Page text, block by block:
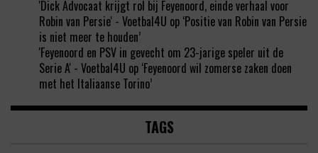
'Dick Advocaat krijgt rol bij Feyenoord, einde verhaal voor
Robin van Persie' - Voetbal4U op ‘Positie van Robin van Persie
is niet meer te houden’
'Feyenoord en PSV in gevecht om 23-jarige speler uit de
Serie A' - Voetbal4U op ‘Feyenoord wil zomerse zaken doen
met het Italiaanse Torino’
TAGS